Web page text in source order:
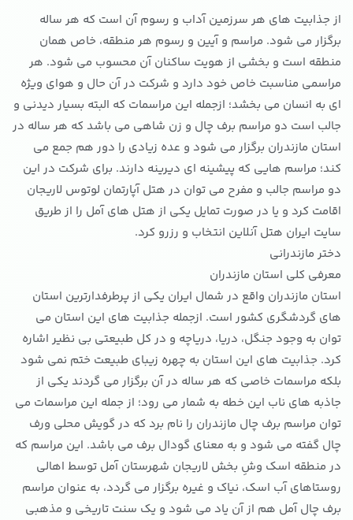
از جذابیت های هر سرزمین آداب و رسوم آن است که هر ساله
برگزار می شود. مراسم و آیین و رسوم هر منطقه، خاص همان
منطقه است و بخشی از هویت ساکنان آن محسوب می شود. هر
مراسمی مناسبت خاص خود دارد و شرکت در آن حال و هوای ویژه
ای به انسان می بخشد؛ ازجمله این مراسمات که البته بسیار دیدنی و
جالب است دو مراسم برف چال و زن شاهی می باشد که هر ساله در
استان مازندران برگزار می شود و عده زیادی را دور هم جمع می
کند؛ مراسم هایی که پیشینه ای دیرینه دارند. برای شرکت در این
دو مراسم جالب و مفرح می توان در هتل آپارتمان لوتوس لاریجان
اقامت کرد و یا در صورت تمایل یکی از هتل های آمل را از طریق
سایت ایران هتل آنلاین انتخاب و رزرو کرد.
دختر مازندرانی
معرفی کلی استان مازندران
استان مازندران واقع در شمال ایران یکی از پرطرفدارترین استان
های گردشگری کشور است. ازجمله جذابیت های این استان می
توان به وجود جنگل، دریا، دریاچه و در کل طبیعتی بی نظیر اشاره
کرد. جذابیت های این استان به چهره زیبای طبیعت ختم نمی شود
بلکه مراسمات خاصی که هر ساله در آن برگزار می گردند یکی از
جاذبه های ناب این خطه به شمار می رود؛ از جمله این مراسمات می
توان مراسم برف چال مازندران را نام برد که در گویش محلی ورف
چال گفته می شود و به معنای گودال برف می باشد. این مراسم که
در منطقه اسک وشِ بخش لاریجان شهرستان آمل توسط اهالی
روستاهای آب اسک، نیاک و غیره برگزار می گردد، به عنوان مراسم
برف چال آمل هم از آن یاد می شود و یک سنت تاریخی و مذهبی